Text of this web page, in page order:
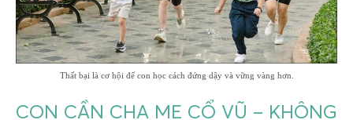
Thất bại là cơ hội để con học cách đứng dậy và vững vàng hơn.
CON CẦN CHA MẸ CỔ VŨ – KHÔNG